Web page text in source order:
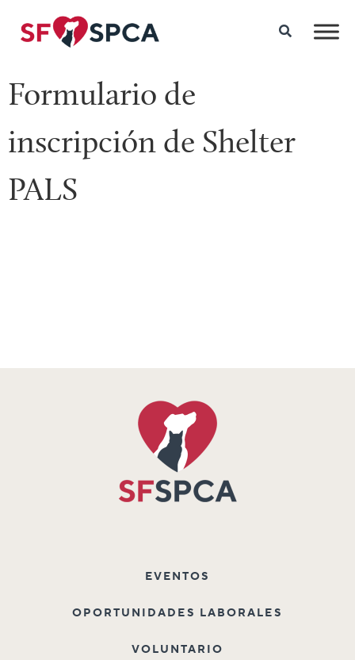
Formulario de
inscripción de Shelter
PALS
EVENTOS
OPORTUNIDADES LABORALES
VOLUNTARIO